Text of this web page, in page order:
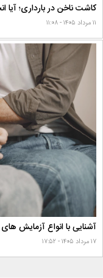
کاشت ناخن در بارداری؛ آیا
۱۱ مرداد ۱۴۰۵ - ۱۱:۰۸
آشنایی با انواع آزمایش های
۱۷ مرداد ۱۴۰۵ - ۱۷:۵۲